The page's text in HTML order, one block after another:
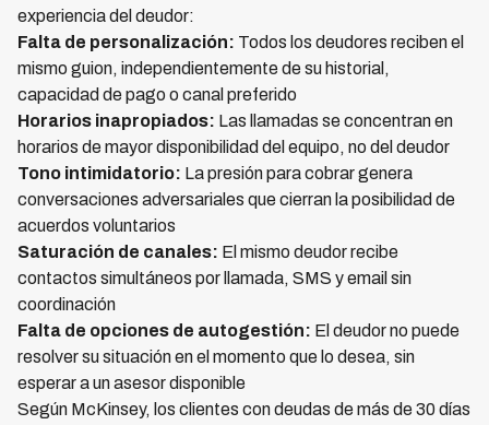
experiencia del deudor:
Falta de personalización: Todos los deudores reciben el
mismo guion, independientemente de su historial,
capacidad de pago o canal preferido
Horarios inapropiados: Las llamadas se concentran en
horarios de mayor disponibilidad del equipo, no del deudor
Tono intimidatorio: La presión para cobrar genera
conversaciones adversariales que cierran la posibilidad de
acuerdos voluntarios
Saturación de canales: El mismo deudor recibe
contactos simultáneos por llamada, SMS y email sin
coordinación
Falta de opciones de autogestión: El deudor no puede
resolver su situación en el momento que lo desea, sin
esperar a un asesor disponible
Según McKinsey, los clientes con deudas de más de 30 días